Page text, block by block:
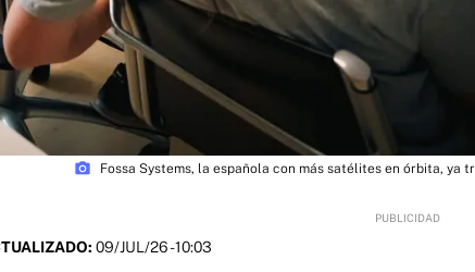
photo_camera Fossa Systems, la española con más satélites en órbita, ya
09/JUL/26 - 10:03